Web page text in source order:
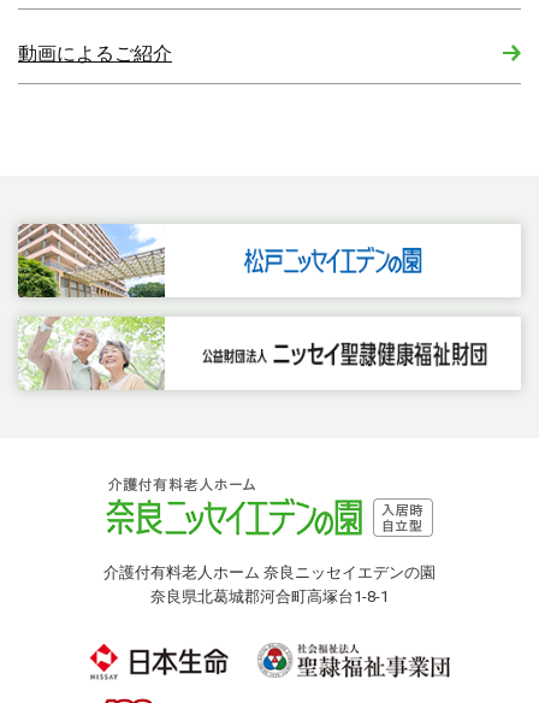
動画によるご紹介
介護付有料老人ホーム 奈良ニッセイエデンの園
奈良県北葛城郡河合町高塚台1-8-1